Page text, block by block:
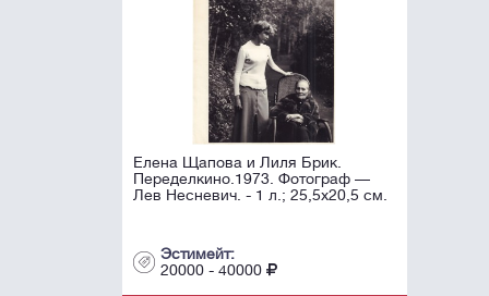
Елена Щапова и Лиля Брик.
Переделкино.1973. Фотограф —
Лев Несневич. - 1 л.; 25,5х20,5 см.
Эстимейт:
20000 - 40000